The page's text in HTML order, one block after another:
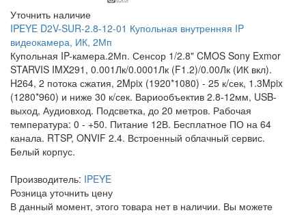
Уточнить наличие
IPEYE D2V-SUR-2.8-12-01 Купольная внутренняя IP
видеокамера, ИК, 2Мп
Купольная IP-камера.2Мп. Сенсор 1/2.8" CMOS Sony Exmor
STARVIS IMX291, 0.001Лк/0.0001Лк (F1.2)/0.00Лк (ИК вкл).
H264, 2 потока сжатия, 2Mpix (1920*1080) - 25 к/сек, 1.3Mpix
(1280*960) и ниже 30 к/сек. Вариообъектив 2.8-12мм, USB-
выход, Аудиовход. Подсветка, до 20 метров. Рабочая
температура: 0 - +50. Питание 12В. Бесплатное ПО на 64
канала. RTSP, ONVIF 2.4. Встроенный облачный сервис.
Белый корпус.
Производитель: IPEYE
Розница уточнить цену
В данный момент, этого товара нет в наличии. Вы можете